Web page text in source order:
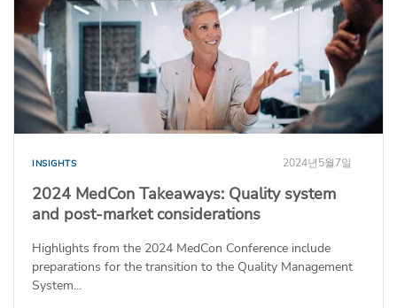
INSIGHTS 2024년5월7일
2024 MedCon Takeaways: Quality system
and post-market considerations
Highlights from the 2024 MedCon Conference include
preparations for the transition to the Quality Management
System...